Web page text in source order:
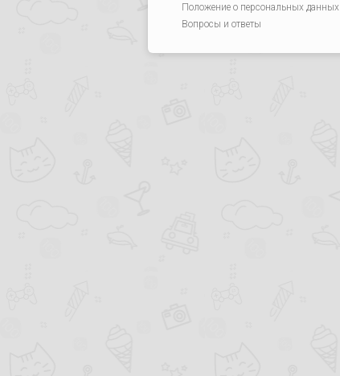
Положение о персональных данных
Вопросы и ответы